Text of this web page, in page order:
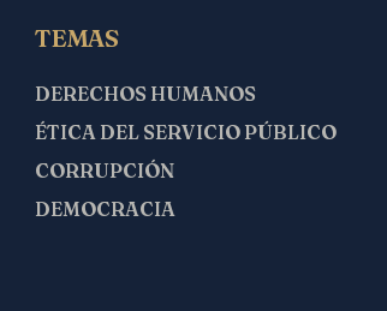
TEMAS
DERECHOS HUMANOS
ÉTICA DEL SERVICIO PÚBLICO
CORRUPCIÓN
DEMOCRACIA